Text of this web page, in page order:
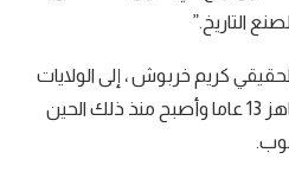
التاريخ.”
كريم خربوش ، إلى الولايات
المتحدة من الرباط عن عمر يناهز 13 عاما وأصبح منذ ذلك الحين